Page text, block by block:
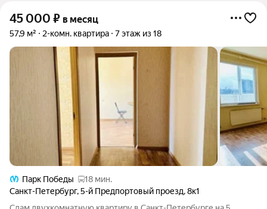
45 000 ₽ в месяц
57,9 м² 2-комн. квартира 7 этаж из 18
Парк Победы
18 мин.
Санкт-Петербург,5-й Предпортовый проезд,8к1